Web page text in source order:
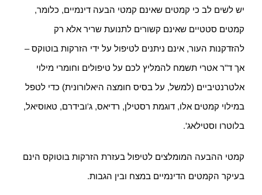
יש לשים לב כי קמטים שאינם קמטי הבעה דינמיים, כלומר,
קמטים סטטיים שאינם קשורים לתנועת שריר אלא רק
להזדקנות העור, אינם ניתנים לטיפול על ידי הזרקות בוטוקס –
אך ד"ר אטרי תשמח להמליץ לכם על טיפולים וחומרי מילוי
אלטרנטיביים (למשל, על בסיס חומצה היאלורונית) כדי לטפל
במילוי קמטים אלו, דוגמת רסטילן, רדיאס, ג'ובידרם, טאוסיאל,
בלוטרו וסטילאג'.
קמטי ההבעה המומלצים לטיפול בעזרת הזרקות בוטוקס הינם
בעיקר הקמטים הדינמיים במצח ובין הגבות.